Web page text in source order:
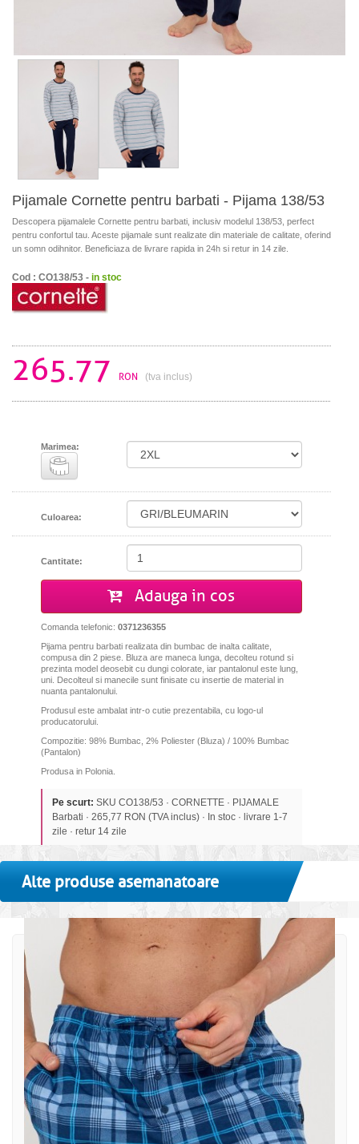
Pijamale Cornette pentru barbati - Pijama 138/53
Descopera pijamalele Cornette pentru barbati, inclusiv modelul 138/53, perfect
pentru confortul tau. Aceste pijamale sunt realizate din materiale de calitate, oferind
un somn odihnitor. Beneficiaza de livrare rapida in 24h si retur in 14 zile.
Cod : CO138/53 - in stoc
265.77 RON (tva inclus)
Marimea:
Culoarea:
Cantitate:
Adauga in cos
Comanda telefonic: 0371236355
Pijama pentru barbati realizata din bumbac de inalta calitate,
compusa din 2 piese. Bluza are maneca lunga, decolteu rotund si
prezinta model deosebit cu dungi colorate, iar pantalonul este lung,
uni. Decolteul si manecile sunt finisate cu insertie de material in
nuanta pantalonului.
Produsul este ambalat intr-o cutie prezentabila, cu logo-ul
producatorului.
Compozitie: 98% Bumbac, 2% Poliester (Bluza) / 100% Bumbac
(Pantalon)
Produsa in Polonia.
Pe scurt: SKU CO138/53 · CORNETTE · PIJAMALE
Barbati · 265,77 RON (TVA inclus) · In stoc · livrare 1-7
zile · retur 14 zile
Alte produse asemanatoare